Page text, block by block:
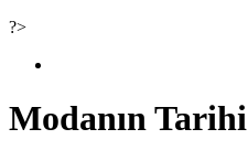
?>
Modanın Tarihi